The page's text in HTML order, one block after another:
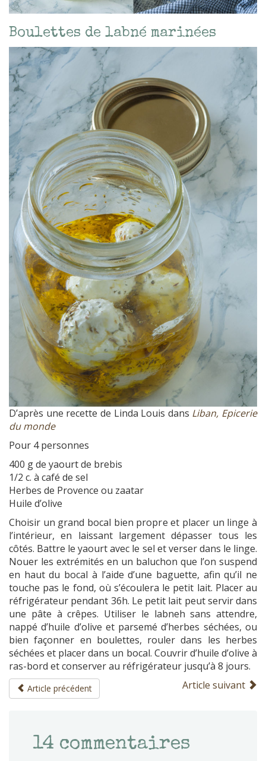
Boulettes de labné marinées
D’après une recette de Linda Louis dans Liban, Epicerie
du monde
Pour 4 personnes
400 g de yaourt de brebis
1/2 c. à café de sel
Herbes de Provence ou zaatar
Huile d’olive
Choisir un grand bocal bien propre et placer un linge à
l’intérieur, en laissant largement dépasser tous les
côtés. Battre le yaourt avec le sel et verser dans le linge.
Nouer les extrémités en un baluchon que l’on suspend
en haut du bocal à l’aide d’une baguette, afin qu’il ne
touche pas le fond, où s’écoulera le petit lait. Placer au
réfrigérateur pendant 36h. Le petit lait peut servir dans
une pâte à crêpes. Utiliser le labneh sans attendre,
nappé d’huile d’olive et parsemé d’herbes séchées, ou
bien façonner en boulettes, rouler dans les herbes
séchées et placer dans un bocal. Couvrir d’huile d’olive à
ras-bord et conserver au réfrigérateur jusqu’à 8 jours.
Article précédent Article suivant
14 commentaires